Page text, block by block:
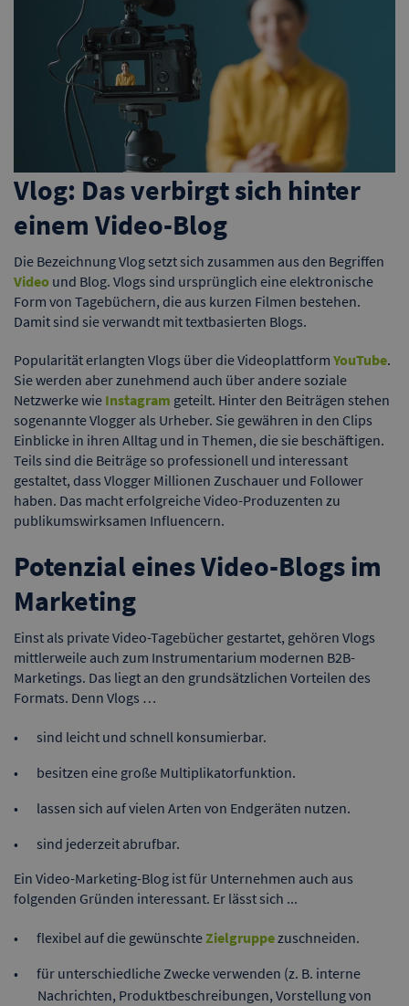
Vlog: Das verbirgt sich hinter
einem Video-Blog
Die Bezeichnung Vlog setzt sich zusammen aus den Begriffen
Video und Blog. Vlogs sind ursprünglich eine elektronische
Form von Tagebüchern, die aus kurzen Filmen bestehen.
Damit sind sie verwandt mit textbasierten Blogs.
Popularität erlangten Vlogs über die Videoplattform YouTube.
Sie werden aber zunehmend auch über andere soziale
Netzwerke wie Instagram geteilt. Hinter den Beiträgen stehen
sogenannte Vlogger als Urheber. Sie gewähren in den Clips
Einblicke in ihren Alltag und in Themen, die sie beschäftigen.
Teils sind die Beiträge so professionell und interessant
gestaltet, dass Vlogger Millionen Zuschauer und Follower
haben. Das macht erfolgreiche Video-Produzenten zu
publikumswirksamen Influencern.
Potenzial eines Video-Blogs im
Marketing
Einst als private Video-Tagebücher gestartet, gehören Vlogs
mittlerweile auch zum Instrumentarium modernen B2B-
Marketings. Das liegt an den grundsätzlichen Vorteilen des
Formats. Denn Vlogs …
sind leicht und schnell konsumierbar.
besitzen eine große Multiplikatorfunktion.
lassen sich auf vielen Arten von Endgeräten nutzen.
sind jederzeit abrufbar.
Ein Video-Marketing-Blog ist für Unternehmen auch aus
folgenden Gründen interessant. Er lässt sich ...
flexibel auf die gewünschteZielgruppezuschneiden.
für unterschiedliche Zwecke verwenden (z. B. interne
Nachrichten, Produktbeschreibungen, Vorstellung von